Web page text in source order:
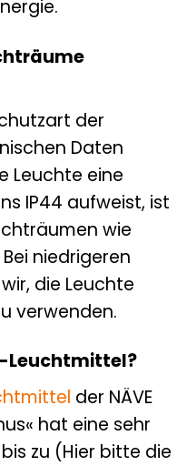
der
Daten
Leuchte eine
IP44 aufweist, ist
wie
niedrigeren
die Leuchte
verwenden.
Leuchtmittel?
der NÄVE
hat eine sehr
zu (Hier bitte die